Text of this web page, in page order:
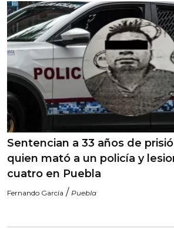
Sentencian a 33 años de
quien mató a un policía y
cuatro en Puebla
Fernando García / Puebla